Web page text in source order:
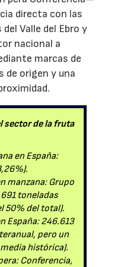
directa con las
Valle del Ebro y
nacional a
marcas de
de origen y una
sector de la fruta
en España:
manzana: Grupo
toneladas
50% del total).
España: 246.613
pero un
histórica).
Conferencia,